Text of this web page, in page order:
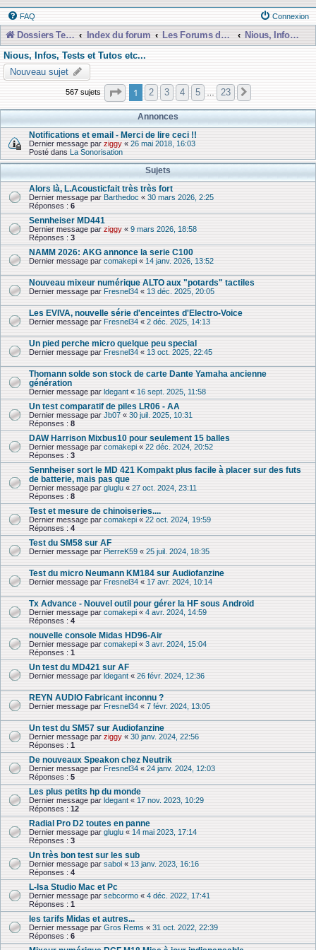
FAQ Connexion
Dossiers Techniques Index du forum Les Forums de Discussions
Nious, Infos, Tests et Tutos etc...
Nious, Infos, Tests et Tutos etc...
Nouveau sujet
567 sujets Page 1sur23
1 2 3 4 5 23
Annonces
Notifications et email - Merci de lire ceci !!
Dernier message par ziggy « 26 mai 2018, 16:03
Posté dans La Sonorisation
Sujets
Alors là, L.Acousticfait très très fort
Dernier message par Barthedoc « 30 mars 2026, 2:25
Réponses : 6
Sennheiser MD441
Dernier message par ziggy « 9 mars 2026, 18:58
Réponses : 3
NAMM 2026: AKG annonce la serie C100
Dernier message par comakepi « 14 janv. 2026, 13:52
Nouveau mixeur numérique ALTO aux "potards" tactiles
Dernier message par Fresnel34 « 13 déc. 2025, 20:05
Les EVIVA, nouvelle série d'enceintes d'Electro-Voice
Dernier message par Fresnel34 « 2 déc. 2025, 14:13
Un pied perche micro quelque peu special
Dernier message par Fresnel34 « 13 oct. 2025, 22:45
Thomann solde son stock de carte Dante Yamaha ancienne
génération
Dernier message par ldegant « 16 sept. 2025, 11:58
Un test comparatif de piles LR06 - AA
Dernier message par Jb07 « 30 juil. 2025, 10:31
Réponses : 8
DAW Harrison Mixbus10 pour seulement 15 balles
Dernier message par comakepi « 22 déc. 2024, 20:52
Réponses : 3
Sennheiser sort le MD 421 Kompakt plus facile à placer sur des futs
de batterie, mais pas que
Dernier message par gluglu « 27 oct. 2024, 23:11
Réponses : 8
Test et mesure de chinoiseries....
Dernier message par comakepi « 22 oct. 2024, 19:59
Réponses : 4
Test du SM58 sur AF
Dernier message par PierreK59 « 25 juil. 2024, 18:35
Test du micro Neumann KM184 sur Audiofanzine
Dernier message par Fresnel34 « 17 avr. 2024, 10:14
Tx Advance - Nouvel outil pour gérer la HF sous Android
Dernier message par comakepi « 4 avr. 2024, 14:59
Réponses : 4
nouvelle console Midas HD96-Air
Dernier message par comakepi « 3 avr. 2024, 15:04
Réponses : 1
Un test du MD421 sur AF
Dernier message par ldegant « 26 févr. 2024, 12:36
REYN AUDIO Fabricant inconnu ?
Dernier message par Fresnel34 « 7 févr. 2024, 13:05
Un test du SM57 sur Audiofanzine
Dernier message par ziggy « 30 janv. 2024, 22:56
Réponses : 1
De nouveaux Speakon chez Neutrik
Dernier message par Fresnel34 « 24 janv. 2024, 12:03
Réponses : 5
Les plus petits hp du monde
Dernier message par ldegant « 17 nov. 2023, 10:29
Réponses : 12
Radial Pro D2 toutes en panne
Dernier message par gluglu « 14 mai 2023, 17:14
Réponses : 3
Un très bon test sur les sub
Dernier message par sabol « 13 janv. 2023, 16:16
Réponses : 4
L-Isa Studio Mac et Pc
Dernier message par sebcormo « 4 déc. 2022, 17:41
Réponses : 1
les tarifs Midas et autres...
Dernier message par Gros Rems « 31 oct. 2022, 22:39
Réponses : 6